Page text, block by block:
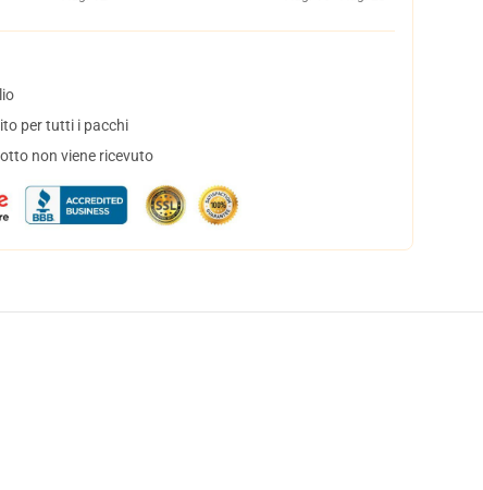
per tutti i pacchi
non viene ricevuto